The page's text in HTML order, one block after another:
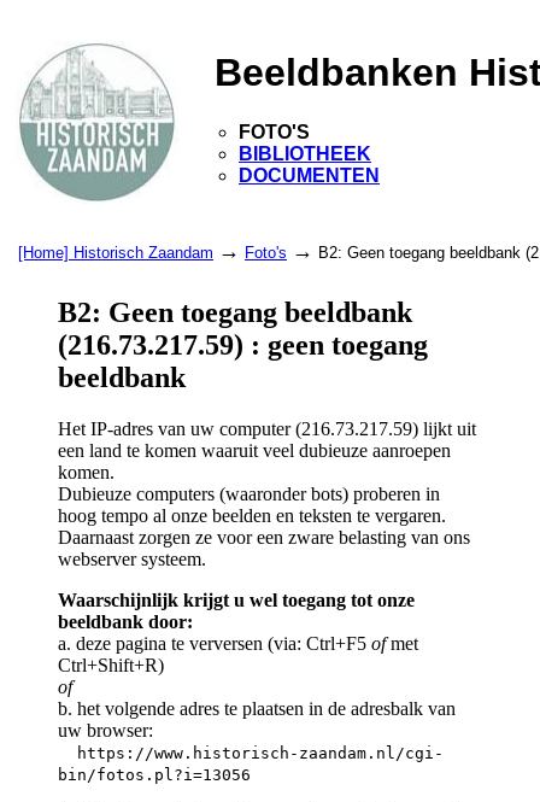
Beeldbanken
FOTO'S
BIBLIOTHEEK
DOCUMENTEN
[Home] Historisch Zaandam → Foto's → B2: Geen toegang beeldbank
B2: Geen toegang beeldbank
(216.73.217.59) : geen toegang
beeldbank
Het IP-adres van uw computer (216.73.217.59) lijkt uit
een land te komen waaruit veel dubieuze aanroepen
komen.
Dubieuze computers (waaronder bots) proberen in
hoog tempo al onze beelden en teksten te vergaren.
Daarnaast zorgen ze voor een zware belasting van ons
webserver systeem.
Waarschijnlijk krijgt u wel toegang tot onze
beeldbank door:
a. deze pagina te verversen (via: Ctrl+F5 ofmet
Ctrl+Shift+R)
of
b. het volgende adres te plaatsen in de adresbalk van
uw browser:
https://www.historisch-zaandam.nl/cgi-
bin/fotos.pl?i=13056